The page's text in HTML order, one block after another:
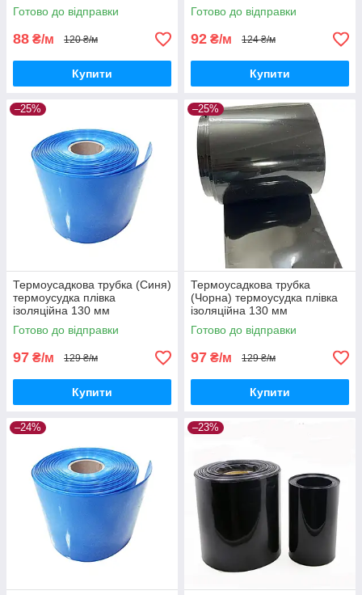
Готово до відправки
88 ₴/м 120 ₴/м
Купити
Готово до відправки
92 ₴/м 124 ₴/м
Купити
–25%
Термоусадкова трубка (Синя)
термоусудка плівка
ізоляційна 130 мм
Готово до відправки
97 ₴/м 129 ₴/м
Купити
–25%
Термоусадкова трубка
(Чорна) термоусудка плівка
ізоляційна 130 мм
Готово до відправки
97 ₴/м 129 ₴/м
Купити
–24% –23%